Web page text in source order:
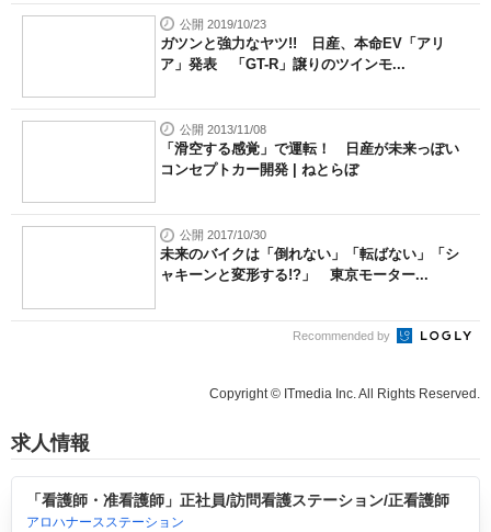
公開 2019/10/23
ガツンと強力なヤツ!! 日産、本命EV「アリ
ア」発表 「GT-R」譲りのツインモ...
公開 2013/11/08
「滑空する感覚」で運転！ 日産が未来っぽい
コンセプトカー開発 | ねとらぼ
公開 2017/10/30
未来のバイクは「倒れない」「転ばない」「シ
ャキーンと変形する!?」 東京モーター...
Recommended by
Copyright © ITmedia Inc. All Rights Reserved.
求人情報
「看護師・准看護師」正社員/訪問看護ステーション/正看護師
アロハナースステーション